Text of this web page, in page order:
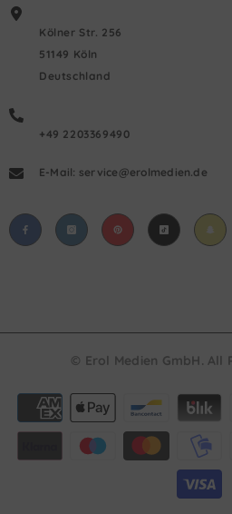
Kölner Str. 256
51149 Köln
Deutschland
+49 2203369490
E-Mail: service@erolmedien.de
© Erol Medien GmbH. All